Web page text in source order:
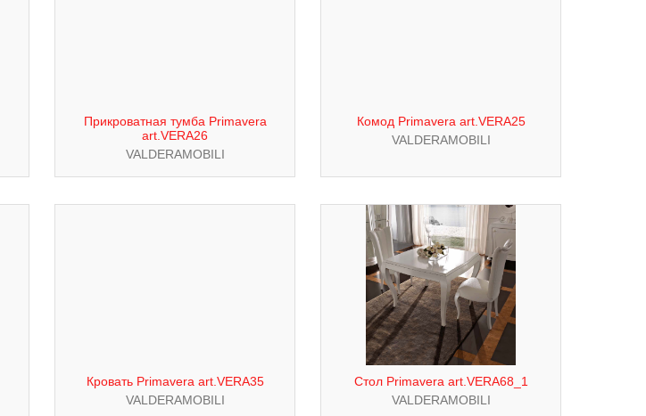
Прикроватная тумба Primavera
art.VERA26
VALDERAMOBILI
Комод Primavera art.VERA25
VALDERAMOBILI
Кровать Primavera art.VERA35
VALDERAMOBILI
Стол Primavera art.VERA68_1
VALDERAMOBILI